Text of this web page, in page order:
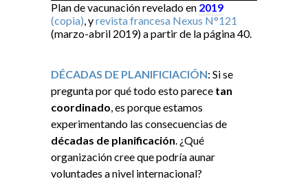
Plan de vacunación revelado en 2019
(copia), yrevista francesa Nexus N°121
(marzo-abril 2019) a partir de la página 40.
DÉCADAS DE PLANIFICIACIÓN: Si se
pregunta por qué todo esto parece tan
coordinado, es porque estamos
experimentando las consecuencias de
décadas de planificación. ¿Qué
organización cree que podría aunar
voluntades a nivel internacional?